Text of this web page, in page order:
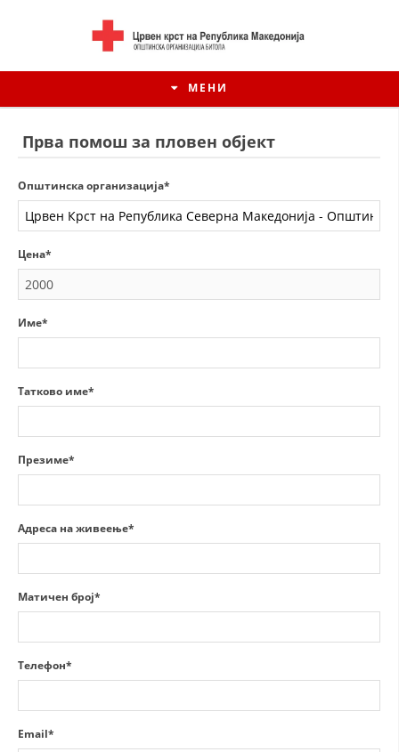
МЕНИ
ИСТОРИЈАТ НА ДВИЖЕЊЕТО
КОНТАКТ ИНФОРМАЦИИ
ЧЛЕНСТВО ВО ПРОФЕСИОНАЛНИ ТЕЛА
ЗАКОН ЗА ЦКРМ
Прва помош за пловен објект
Општинска организација*
Цена*
Име*
Татково име*
Презиме*
Адреса на живеење*
Матичен број*
Телефон*
Email*